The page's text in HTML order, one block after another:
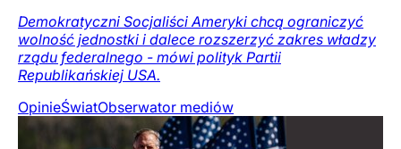
Demokratyczni Socjaliści Ameryki chcą ograniczyć
wolność jednostki i dalece rozszerzyć zakres władzy
rządu federalnego - mówi polityk Partii
Republikańskiej USA.
OpinieŚwiatObserwator mediów